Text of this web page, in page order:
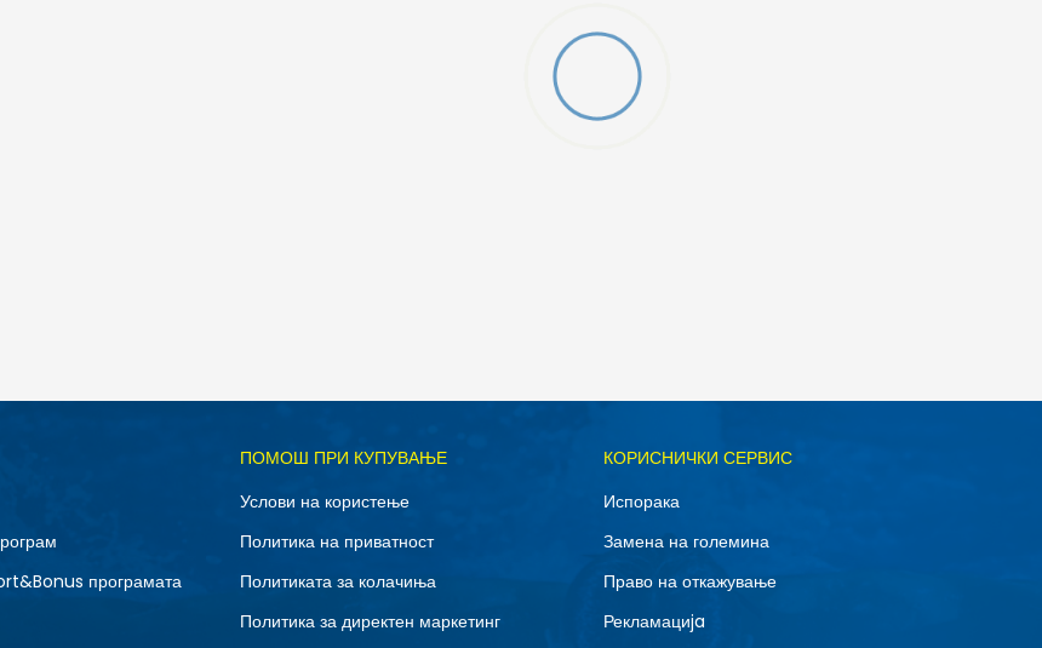
програмата
ПОМОШ ПРИ КУПУВАЊЕ
Услови на користење
Политика на приватност
Политиката за колачиња
Политика за директен маркетинг
КОРИСНИЧКИ СЕРВИС
Испорака
Замена на големина
Право на откажување
Рекламациja